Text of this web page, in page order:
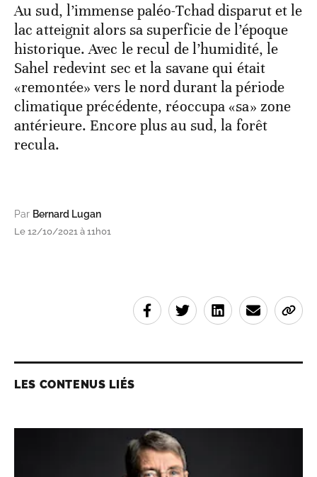
Au sud, l’immense paléo-Tchad disparut et le
lac atteignit alors sa superficie de l’époque
historique. Avec le recul de l’humidité, le
Sahel redevint sec et la savane qui était
«remontée» vers le nord durant la période
climatique précédente, réoccupa «sa» zone
antérieure. Encore plus au sud, la forêt
recula.
Par Bernard Lugan
Le 12/10/2021 à 11h01
LES CONTENUS LIÉS